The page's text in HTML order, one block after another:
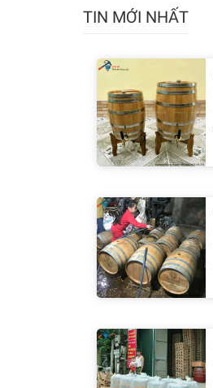
TIN MỚI NHẤT